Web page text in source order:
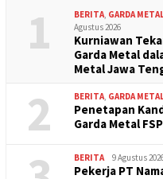
1 BERITA GARDA
Agustus 2026
Kurniawan
Garda Metal
Metal Jawa
2 BERITA GARDA
Penetapan
Garda Metal
BERITA 9 Agustus
Pekerja PT